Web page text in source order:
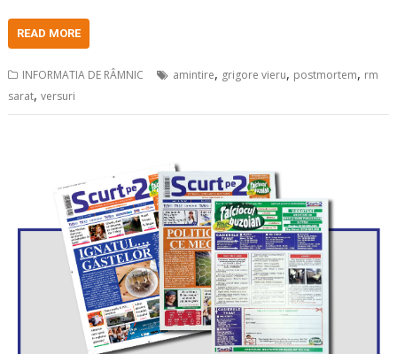
READ MORE
INFORMATIA DE RÂMNIC amintire, grigore vieru, postmortem, rm
sarat,versuri